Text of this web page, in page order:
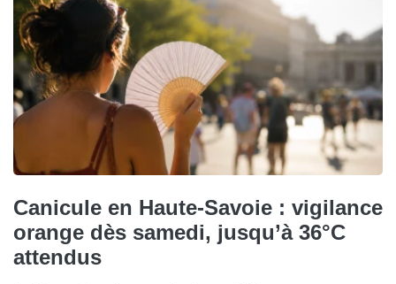
Canicule en Haute-Savoie : vigilance
orange dès samedi, jusqu’à 36°C
attendus